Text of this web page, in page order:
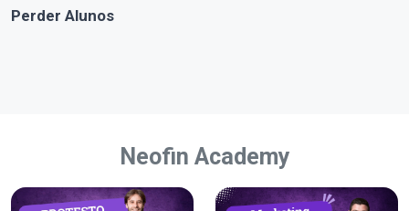
Perder Alunos
Neofin Academy